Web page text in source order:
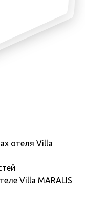
отеля Villa
Villa MARALIS